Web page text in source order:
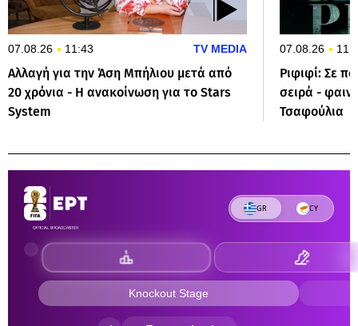
07.08.26 11:43 TV MEDIA
Αλλαγή για την Άση Μπήλιου μετά από
20 χρόνια - Η ανακοίνωση για το Stars
System
07.08.26
Ριφιφί: Σε
σειρά -
Τσαφούλια